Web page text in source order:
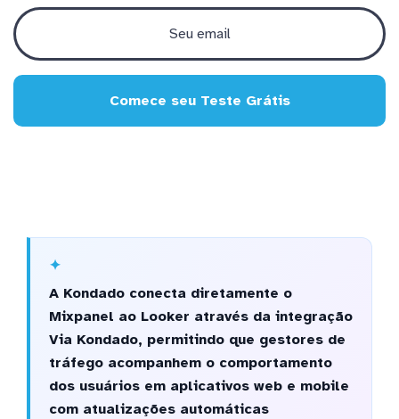
Comece seu Teste Grátis
A Kondado conecta diretamente o
Mixpanel ao Looker através da integração
Via Kondado, permitindo que gestores de
tráfego acompanhem o comportamento
dos usuários em aplicativos web e mobile
com atualizações automáticas